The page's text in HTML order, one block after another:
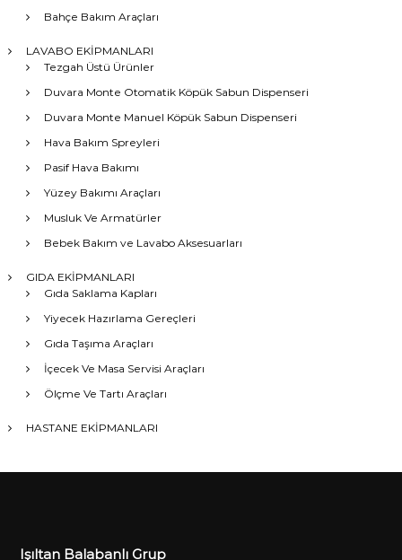
Bahçe Bakım Araçları
LAVABO EKİPMANLARI
Tezgah Üstü Ürünler
Duvara Monte Otomatik Köpük Sabun Dispenseri
Duvara Monte Manuel Köpük Sabun Dispenseri
Hava Bakım Spreyleri
Pasif Hava Bakımı
Yüzey Bakımı Araçları
Musluk Ve Armatürler
Bebek Bakım ve Lavabo Aksesuarları
GIDA EKİPMANLARI
Gıda Saklama Kapları
Yiyecek Hazırlama Gereçleri
Gıda Taşıma Araçları
İçecek Ve Masa Servisi Araçları
Ölçme Ve Tartı Araçları
HASTANE EKİPMANLARI
Işıltan Balabanlı Grup